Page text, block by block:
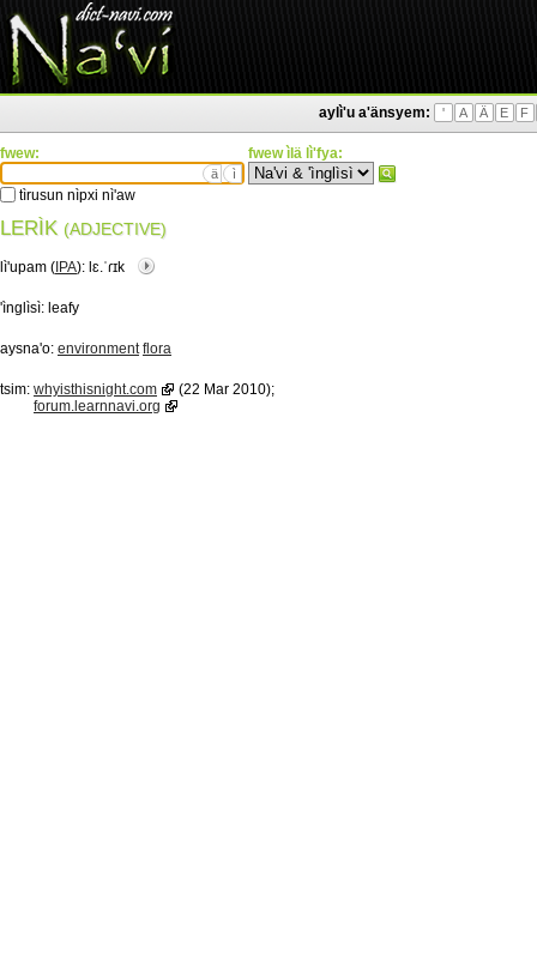
aylì'u a'änsyem: ' A Ä E F
fwew:
ä ì
tìrusun nìpxi nì'aw
fwew ìlä lì'fya:
LERÌK (ADJECTIVE)
lì'upam ( IPA): lɛ.ˈɾɪk
'ìnglìsì: leafy
aysna'o: environment flora
tsim: whyisthisnight.com
(22 Mar 2010);
forum.learnnavi.org